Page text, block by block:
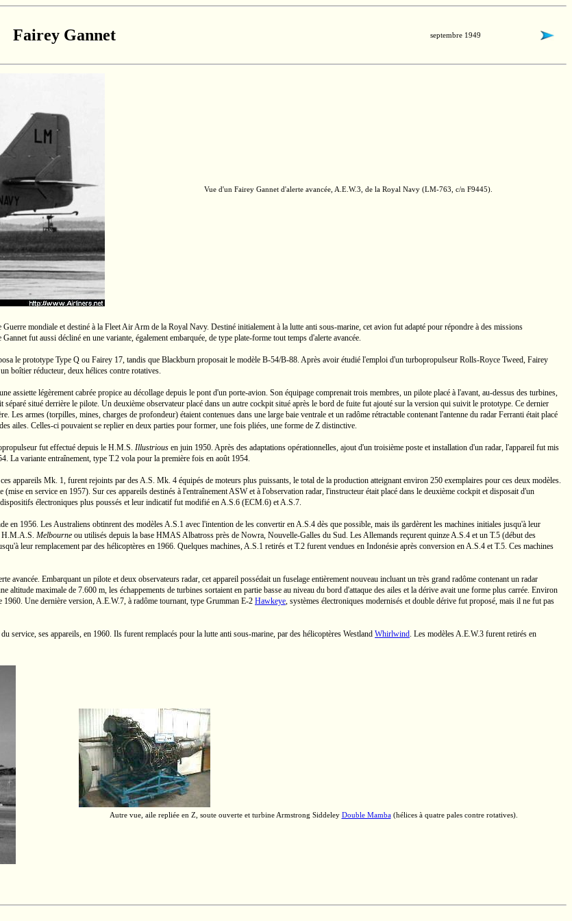
Fairey Gannet septembre 1949
Vue d'un Fairey Gannet d'alerte avancée, A.E.W.3, de la Royal Navy (LM-763, c/n F9445).
mondiale et destiné à la Fleet Air Arm de la Royal Navy. Destiné initialement à la lutte anti sous-marine, cet avion fut adapté pour répondre à des missions
Gannet fut aussi décliné en une variante, également embarquée, de type plate-forme tout temps d'alerte avancée.
le prototype Type Q ou Fairey 17, tandis que Blackburn proposait le modèle B-54/B-88. Après avoir étudié l'emploi d'un turbopropulseur Rolls-Royce Tweed, Fairey
boîtier réducteur, deux hélices contre rotatives.
assiette légèrement cabrée propice au décollage depuis le pont d'un porte-avion. Son équipage comprenait trois membres, un pilote placé à l'avant, au-dessus des turbines,
situé derrière le pilote. Un deuxième observateur placé dans un autre cockpit situé après le bord de fuite fut ajouté sur la version qui suivit le prototype. Ce dernier
armes (torpilles, mines, charges de profondeur) étaient contenues dans une large baie ventrale et un radôme rétractable contenant l'antenne du radar Ferranti était placé
ailes. Celles-ci pouvaient se replier en deux parties pour former, une fois pliées, une forme de Z distinctive.
fut effectué depuis le H.M.S. Illustrious en juin 1950. Après des adaptations opérationnelles, ajout d'un troisième poste et installation d'un radar, l'appareil fut mis
La variante entraînement, type T.2 vola pour la première fois en août 1954.
appareils Mk. 1, furent rejoints par desA.S. Mk. 4 équipés de moteurs plus puissants, le total de la production atteignant environ 250 exemplaires pour ces deux modèles.
(mise en service en 1957). Sur ces appareils destinés à l'entraînementASWet à l'observation radar, l'instructeur était placé dans le deuxième cockpit et disposait d'un
électroniques plus poussés et leur indicatif fut modifié enA.S.6 (ECM.6) etA.S.7.
en 1956. Les Australiens obtinrent des modèlesA.S.1 avec l'intention de les convertir enA.S.4 dès que possible, mais ils gardèrent les machines initiales jusqu'à leur
H.M.A.S. Melbourne ou utilisés depuis la base HMAS Albatross près de Nowra, Nouvelle-Galles du Sud. Les Allemands reçurent quinzeA.S.4 et un T.5 (début des
leur remplacement par des hélicoptères en 1966. Quelques machines,A.S.1 retirés etT.2 furent vendues en Indonésie après conversion enA.S.4 etT.5. Ces machines
avancée. Embarquant un pilote et deux observateurs radar, cet appareil possédait un fuselage entièrement nouveau incluant un très grand radôme contenant un radar
altitude maximale de 7.600 m, les échappements de turbines sortaient en partie basse au niveau du bord d'attaque des ailes et la dérive avait une forme plus carrée. Environ
1960. Une dernière version,A.E.W.7, à radôme tournant, type Grumman E-2 Hawkeye, systèmes électroniques modernisés et double dérive fut proposé, mais il ne fut pas
service, ses appareils, en 1960. Ils furent remplacés pour la lutte anti sous-marine, par des hélicoptères Westland Whirlwind. Les modèlesA.E.W.3 furent retirés en
Autre vue, aile repliée en Z, soute ouverte et turbine Armstrong Siddeley Double Mamba(hélices à quatre pales contre rotatives).